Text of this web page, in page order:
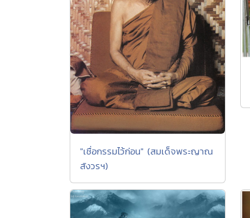
"เชื่อกรรมไว้ก่อน" (สมเด็จพระญาณ
สังวรฯ)